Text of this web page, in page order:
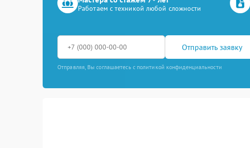
Работаем с техникой любой сложности
Отправить заявку
Отправляя, Вы соглашаетесь с политикой конфиденциальности